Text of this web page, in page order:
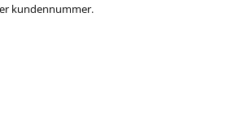
kundennummer.